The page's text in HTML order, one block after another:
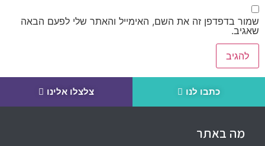
שמור בדפדפן זה את השם, האימייל והאתר שלי לפעם הבאה
שאגיב.
כתבו לנו צלצלו אלינו
מה באתר